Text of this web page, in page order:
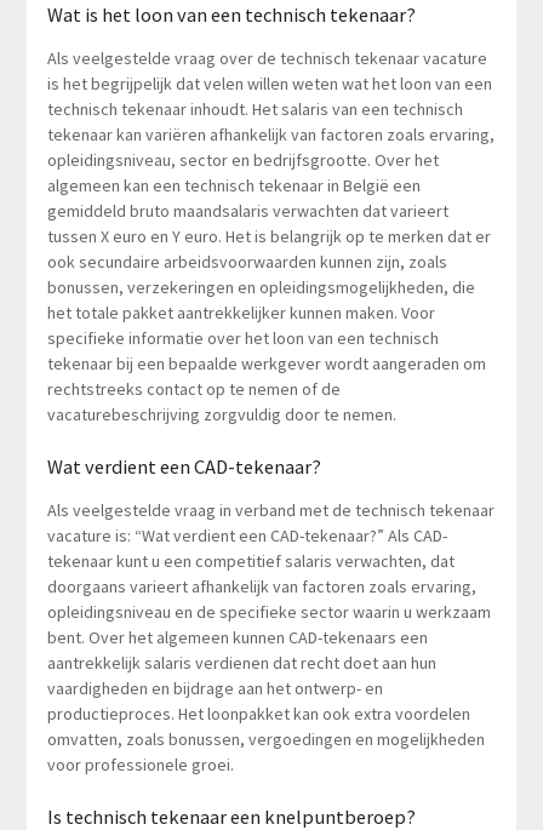
Wat is het loon van een technisch tekenaar?
Als veelgestelde vraag over de technisch tekenaar vacature
is het begrijpelijk dat velen willen weten wat het loon van een
technisch tekenaar inhoudt. Het salaris van een technisch
tekenaar kan variëren afhankelijk van factoren zoals ervaring,
opleidingsniveau, sector en bedrijfsgrootte. Over het
algemeen kan een technisch tekenaar in België een
gemiddeld bruto maandsalaris verwachten dat varieert
tussen X euro en Y euro. Het is belangrijk op te merken dat er
ook secundaire arbeidsvoorwaarden kunnen zijn, zoals
bonussen, verzekeringen en opleidingsmogelijkheden, die
het totale pakket aantrekkelijker kunnen maken. Voor
specifieke informatie over het loon van een technisch
tekenaar bij een bepaalde werkgever wordt aangeraden om
rechtstreeks contact op te nemen of de
vacaturebeschrijving zorgvuldig door te nemen.
Wat verdient een CAD-tekenaar?
Als veelgestelde vraag in verband met de technisch tekenaar
vacature is: “Wat verdient een CAD-tekenaar?” Als CAD-
tekenaar kunt u een competitief salaris verwachten, dat
doorgaans varieert afhankelijk van factoren zoals ervaring,
opleidingsniveau en de specifieke sector waarin u werkzaam
bent. Over het algemeen kunnen CAD-tekenaars een
aantrekkelijk salaris verdienen dat recht doet aan hun
vaardigheden en bijdrage aan het ontwerp- en
productieproces. Het loonpakket kan ook extra voordelen
omvatten, zoals bonussen, vergoedingen en mogelijkheden
voor professionele groei.
Is technisch tekenaar een knelpuntberoep?